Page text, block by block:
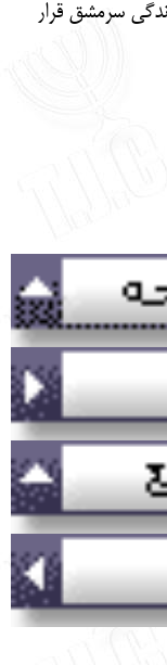
سرمشق قرار